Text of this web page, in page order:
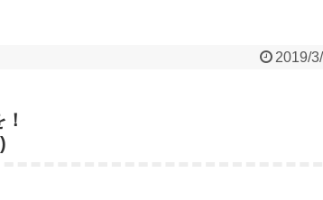
2019/